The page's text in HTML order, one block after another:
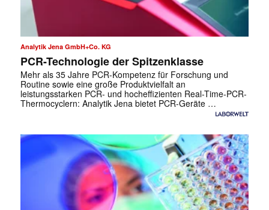
Analytik Jena GmbH+Co. KG
PCR-Technologie der Spitzenklasse
Mehr als 35 Jahre PCR-Kompetenz für Forschung und
Routine sowie eine große Produktvielfalt an
leistungsstarken PCR- und hocheffizienten Real-Time-PCR-
Thermocyclern: Analytik Jena bietet PCR-Geräte …